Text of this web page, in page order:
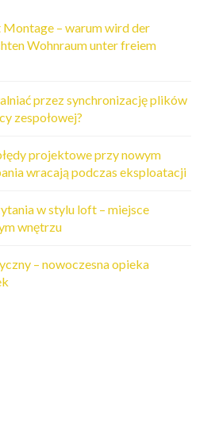
Montage – warum wird der
Wohnraum unter freiem
przez synchronizację plików
zespołowej?
projektowe przy nowym
wracają podczas eksploatacji
w stylu loft – miejsce
wnętrzu
– nowoczesna opieka